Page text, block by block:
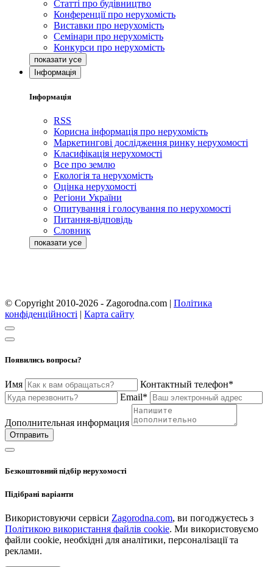
Статті про будівництво
Конференції про нерухомість
Виставки про нерухомість
Семінари про нерухомість
Конкурси про нерухомість
Інформація
Інформація
RSS
Корисна інформація про нерухомість
Маркетингові дослідження ринку нерухомості
Класифікація нерухомості
Все про землю
Екологія та нерухомість
Оцінка нерухомості
Регіони України
Опитування і голосування по нерухомості
Питання-відповідь
Словник
© Copyright 2010-2026 - Zagorodna.com | Політика
конфіденційності | Карта сайту
Появились вопросы?
Имя
Контактный телефон*
Email*
Дополнительная информация
Отправить
Безкоштовний підбір нерухомості
Підібрані варіанти
Використовуючи сервіси Zagorodna.com, ви погоджуєтесь з
Політикою використання файлів cookie. Ми використовуємо
файли cookie, необхідні для аналітики, персоналізації та
реклами.